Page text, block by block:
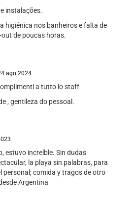
instalações.
higiênica nos banheiros e falta de
de poucas horas.
ago 2024
a tutto lo staff
, gentileza do pessoal.
estuvo increíble. Sin dudas
la playa sin palabras, para
personal; comida y tragos de otro
Argentina